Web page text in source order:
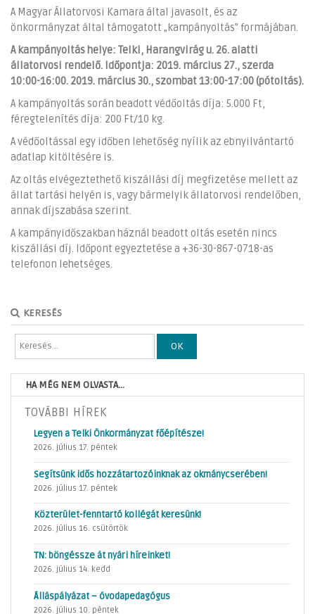
A Magyar Állatorvosi Kamara által javasolt, és az
önkormányzat által támogatott „kampányoltás” formájában.
A kampányoltás helye: Telki, Harangvirág u. 26. alatti
állatorvosi rendelő. Időpontja: 2019. március 27., szerda
10:00-16:00. 2019. március 30., szombat 13:00-17:00 (pótoltás).
A kampányoltás során beadott védőoltás díja: 5.000 Ft,
féregtelenítés díja: 200 Ft/10 kg.
A védőoltással egy időben lehetőség nyílik az ebnyilvántartó
adatlap kitöltésére is.
Az oltás elvégeztethető kiszállási díj megfizetése mellett az
állat tartási helyén is, vagy bármelyik állatorvosi rendelőben,
annak díjszabása szerint.
A kampányidőszakban háznál beadott oltás esetén nincs
kiszállási díj. Időpont egyeztetése a +36-30-867-0718-as
telefonon lehetséges.
KERESÉS
OK
HA MÉG NEM OLVASTA...
TOVÁBBI HÍREK
Legyen a Telki Önkormányzat főépítésze!
2026. július 17. péntek
Segítsünk idős hozzátartozóinknak az okmánycserében!
2026. július 17. péntek
Közterület-fenntartó kollégát keresünk!
2026. július 16. csütörtök
TN: böngéssze át nyári híreinket!
2026. július 14. kedd
Álláspályázat – óvodapedagógus
2026. július 10. péntek